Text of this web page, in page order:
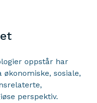
oppstår har
sosiale,
perspektiv.